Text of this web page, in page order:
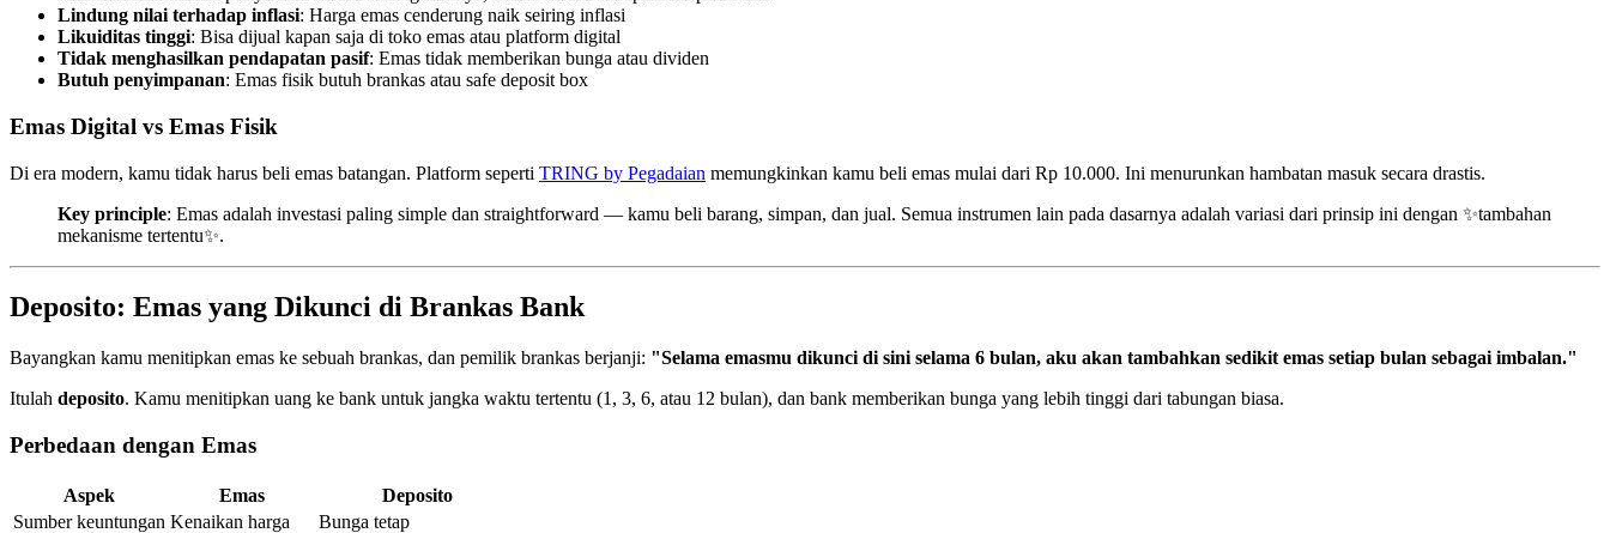
Lindung nilai terhadap inflasi: Harga emas cenderung naik seiring inflasi
Likuiditas tinggi: Bisa dijual kapan saja di toko emas atau platform digital
Tidak menghasilkan pendapatan pasif: Emas tidak memberikan bunga atau dividen
Butuh penyimpanan: Emas fisik butuh brankas atau safe deposit box
Emas Digital vs Emas Fisik
Di era modern, kamu tidak harus beli emas batangan. Platform seperti TRING by Pegadaian memungkinkan kamu beli emas mulai dari Rp 10.000. Ini menurunkan hambatan masuk secara drastis.
Key principle: Emas adalah investasi paling simple dan straightforward — kamu beli barang, simpan, dan jual. Semua instrumen lain pada dasarnya adalah variasi dari prinsip ini dengan ✨tambahan
mekanisme tertentu✨.
Deposito: Emas yang Dikunci di Brankas Bank
Bayangkan kamu menitipkan emas ke sebuah brankas, dan pemilik brankas berjanji: "Selama emasmu dikunci di sini selama 6 bulan, aku akan tambahkan sedikit emas setiap bulan sebagai imbalan."
Itulah deposito. Kamu menitipkan uang ke bank untuk jangka waktu tertentu (1, 3, 6, atau 12 bulan), dan bank memberikan bunga yang lebih tinggi dari tabungan biasa.
Perbedaan dengan Emas
Aspek Emas
Deposito
Sumber keuntungan Kenaikan harga
Bunga tetap